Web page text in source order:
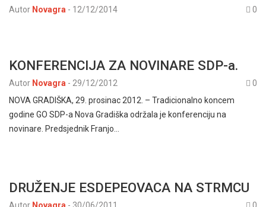
Autor Novagra - 12/12/2014 0
KONFERENCIJA ZA NOVINARE SDP-a.
Autor Novagra - 29/12/2012
0
NOVA GRADIŠKA, 29. prosinac 2012. – Tradicionalno koncem
godine GO SDP-a Nova Gradiška održala je konferenciju na
novinare. Predsjednik Franjo…
DRUŽENJE ESDEPEOVACA NA STRMCU